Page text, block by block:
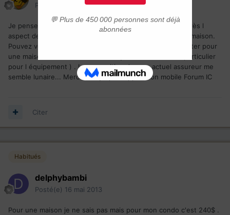
Posté(e) 16 mai 2013
Je pense bientôt passer de locataire à propriétaire et après l
aspect des taxes je regarde celle de l assurance pour le maison.
Pouvez vous me donner une idée de ce que ça peut coûter pour
une maison à montreal (maison moyenne avec rien de particulier
pour l équipement ) . La proposition de mon actuel assureur me
semble lunaire... Merci Envoyé par l'application mobile Forum IC
Citer
Habitués
delphybambi
Posté(e) 16 mai 2013
Pour une maison je ne sais pas mais pour mon condo c'est 240$ .